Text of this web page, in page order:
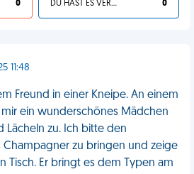
0 DU HAST ES VERDIENT 0
11:48
Freund in einer Kneipe. An einem
mir ein wunderschönes Mädchen
Lächeln zu. Ich bitte den
Champagner zu bringen und zeige
Tisch. Er bringt es dem Typen am